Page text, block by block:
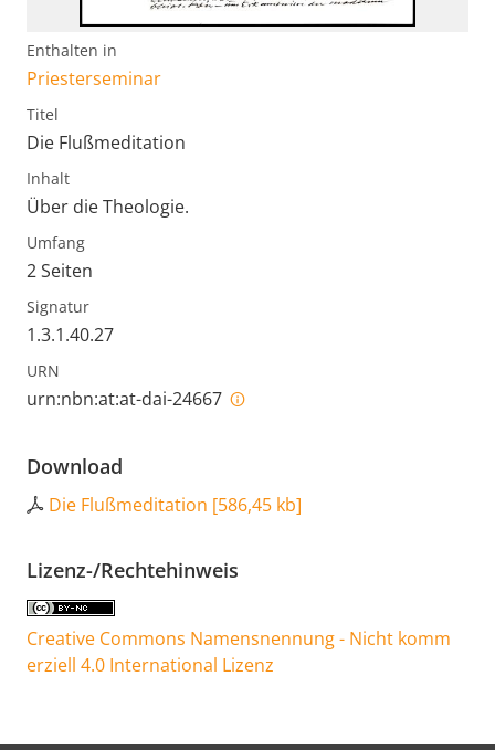
Enthalten in
Priesterseminar
Titel
Die Flußmeditation
Inhalt
Über die Theologie.
Umfang
2 Seiten
Signatur
1.3.1.40.27
URN
urn:nbn:at:at-dai-24667
Download
Die Flußmeditation [586,45 kb]
Lizenz-/Rechtehinweis
Creative Commons Namensnennung - Nicht komm
erziell 4.0 International Lizenz